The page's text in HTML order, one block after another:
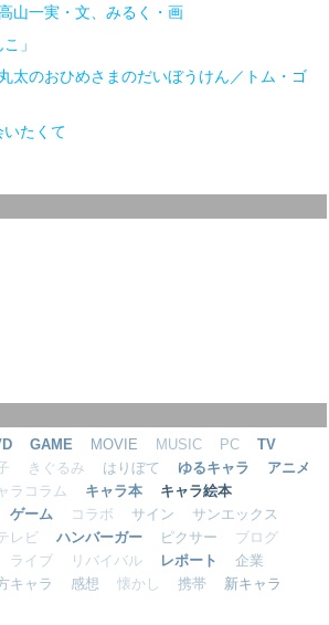
山一実・文、みるく・画
」
太のおひめさまのだいぼうけん／トム・ゴ
たくて
GAME MOVIE MUSIC PC
TV
きぐるみ はりぼて ゆるキャラ
アニメ
ラコラム キャラ本
キャラ絵本
ゲーム コラボ サイン
サンエックス
レビ ハンバーガー ピクサー
ブログ
ライブ リバイバル レポート
企業
キャラ 感想 懐かし 携帯
新キャラ